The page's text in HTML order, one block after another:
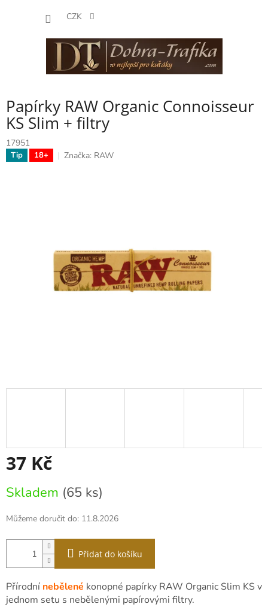
CZK
Papírky RAW Organic Connoisseur
KS Slim + filtry
17951
Tip 18+ Značka: RAW
37 Kč
cena:
Skladem (65 ks)
Můžeme doručit do: 11.8.2026
Přidat do košíku
Přírodní nebělené konopné papírky RAW Organic Slim KS v
jednom setu s nebělenými papírovými filtry.